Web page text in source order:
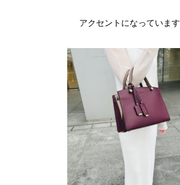
アクセントになっています